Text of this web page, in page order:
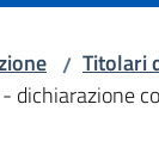
/ Titolari
dichiarazione